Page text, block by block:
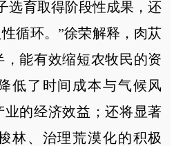
育取得阶段性成果，还
循环。”徐荣解释，肉苁
能有效缩短农牧民的资
低了时间成本与气候风
的经济效益；还将显著
林、治理荒漠化的积极